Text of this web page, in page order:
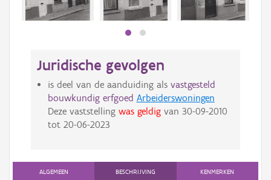
Juridische gevolgen
is deel van de aanduiding als vastgesteld
bouwkundig erfgoed Arbeiderswoningen
Deze vaststelling was geldigvan 30-09-2010
tot 20-06-2023
ALGEMEEN BESCHRIJVING KENMERKEN